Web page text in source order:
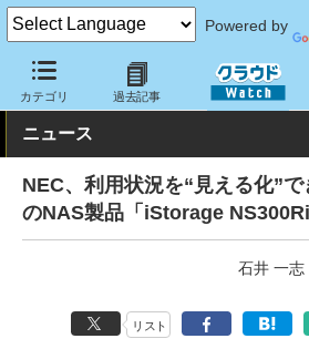
Powered by
カテゴリ 過去記事
クラウド Watch ハード・インフラ ハ
ニュース
NEC、利用状況を“見える化”
のNAS製品「iStorage NS300Ri
石井 一志
リスト